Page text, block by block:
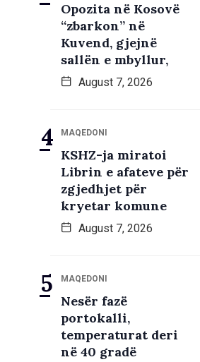
Opozita në Kosovë
“zbarkon” në
Kuvend, gjejnë
sallën e mbyllur,
August 7, 2026
MAQEDONI
KSHZ-ja miratoi
Librin e afateve për
zgjedhjet për
kryetar komune
August 7, 2026
MAQEDONI
Nesër fazë
portokalli,
temperaturat deri
në 40 gradë